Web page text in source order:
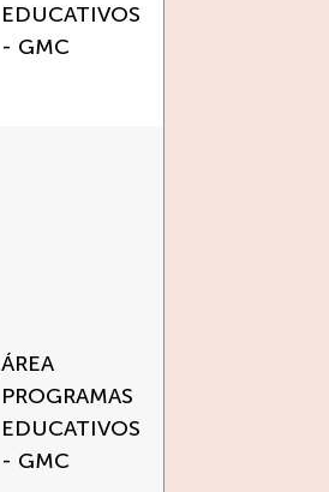
EDUCATIVOS
- GMC
ÁREA
PROGRAMAS
EDUCATIVOS
- GMC